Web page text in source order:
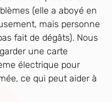
(elle a aboyé en
mais personne
fait de dégâts). Nous
une carte
électrique pour
ce qui peut aider à